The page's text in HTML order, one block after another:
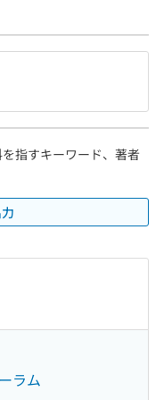
指すキーワード、著者
ラム